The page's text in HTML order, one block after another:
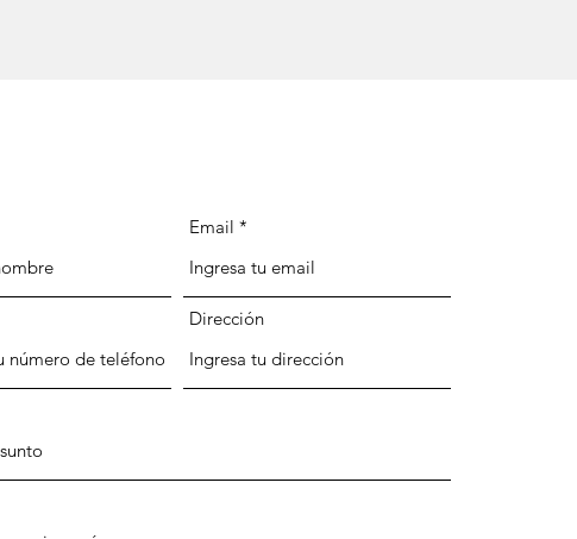
Email
Dirección